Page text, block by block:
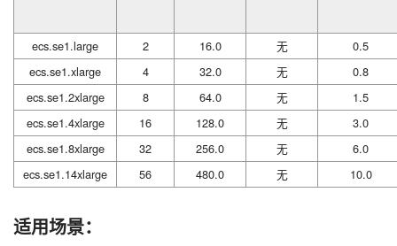
ecs.se1.large 2 16.0 无
0.5
ecs.se1.xlarge
4 32.0 无
0.8
ecs.se1.2xlarge
8 64.0 无
1.5
ecs.se1.4xlarge
16 128.0 无
3.0
ecs.se1.8xlarge
32 256.0 无
6.0
ecs.se1.14xlarge
56 480.0 无 10.0
适用场景：